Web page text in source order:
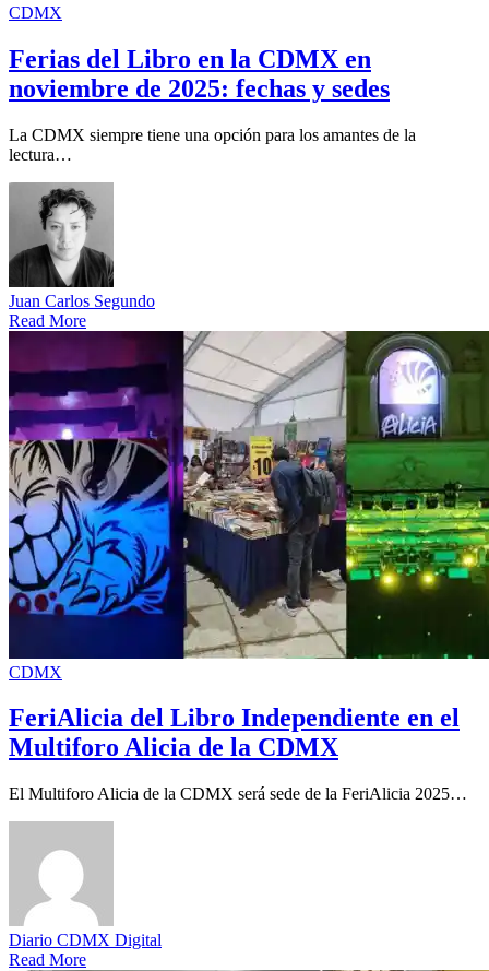
CDMX
Ferias del Libro en la CDMX en
noviembre de 2025: fechas y sedes
La CDMX siempre tiene una opción para los amantes de la
lectura…
Juan Carlos Segundo
Read More
CDMX
FeriAlicia del Libro Independiente en el
Multiforo Alicia de la CDMX
El Multiforo Alicia de la CDMX será sede de la FeriAlicia 2025…
Diario CDMX Digital
Read More